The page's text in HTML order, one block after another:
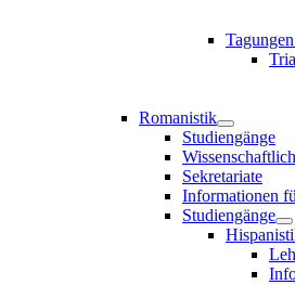
Romanistik
Studiengänge
Sekretariate
Informationen
Studiengänge